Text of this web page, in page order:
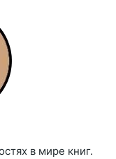
в мире книг.